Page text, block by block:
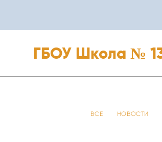
ГБОУ Школа №
ВСЕ НОВОСТИ